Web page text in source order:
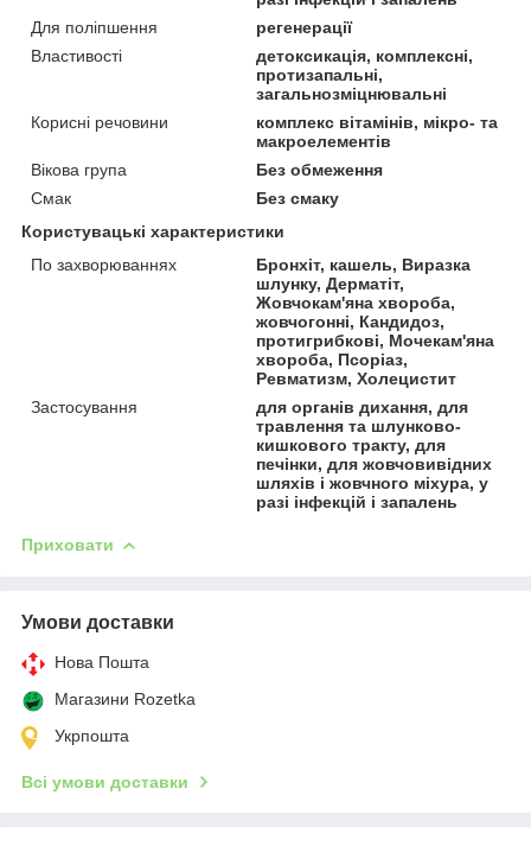
Для поліпшення
регенерації
Властивості
детоксикація, комплексні,
протизапальні,
загальнозміцнювальні
Корисні речовини
комплекс вітамінів, мікро- та
макроелементів
Вікова група
Без обмеження
Смак
Без смаку
Користувацькі характеристики
По захворюваннях
Бронхіт, кашель, Виразка
шлунку, Дерматіт,
Жовчокам'яна хвороба,
жовчогонні, Кандидоз,
протигрибкові, Мочекам'яна
хвороба, Псоріаз,
Ревматизм, Холецистит
Застосування
для органів дихання, для
травлення та шлунково-
кишкового тракту, для
печінки, для жовчовивідних
шляхів і жовчного міхура, у
разі інфекцій і запалень
Приховати
Умови доставки
Нова Пошта
Магазини Rozetka
Укрпошта
Всі умови доставки